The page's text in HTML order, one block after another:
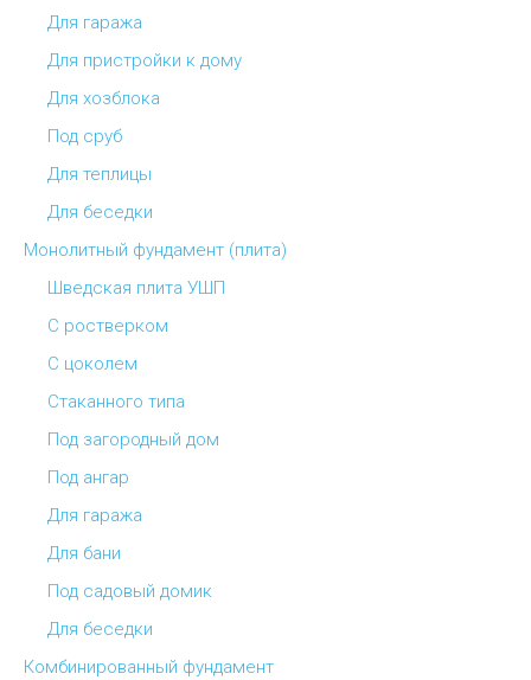
Для гаража
Для пристройки к дому
Для хозблока
Под сруб
Для теплицы
Для беседки
Монолитный фундамент (плита)
Шведская плита УШП
С ростверком
С цоколем
Стаканного типа
Под загородный дом
Под ангар
Для гаража
Для бани
Под садовый домик
Для беседки
Комбинированный фундамент